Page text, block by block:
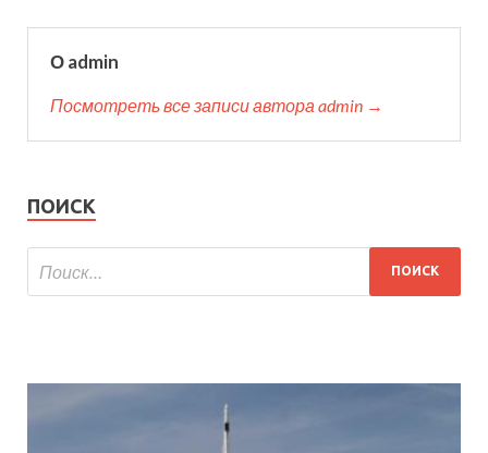
О admin
Посмотреть все записи автора admin →
ПОИСК